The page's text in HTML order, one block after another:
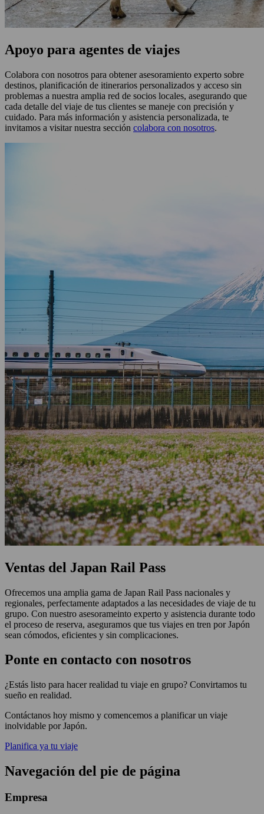
Apoyo para agentes de viajes
Colabora con nosotros para obtener asesoramiento experto sobre
destinos, planificación de itinerarios personalizados y acceso sin
problemas a nuestra amplia red de socios locales, asegurando que
cada detalle del viaje de tus clientes se maneje con precisión y
cuidado. Para más información y asistencia personalizada, te
invitamos a visitar nuestra sección colabora con nosotros.
Ventas del Japan Rail Pass
Ofrecemos una amplia gama de Japan Rail Pass nacionales y
regionales, perfectamente adaptados a las necesidades de viaje de tu
grupo. Con nuestro asesorameinto experto y asistencia durante todo
el proceso de reserva, aseguramos que tus viajes en tren por Japón
sean cómodos, eficientes y sin complicaciones.
Ponte en contacto con nosotros
¿Estás listo para hacer realidad tu viaje en grupo? Convirtamos tu
sueño en realidad.
Contáctanos hoy mismo y comencemos a planificar un viaje
inolvidable por Japón.
Planifica ya tu viaje
Navegación del pie de página
Empresa